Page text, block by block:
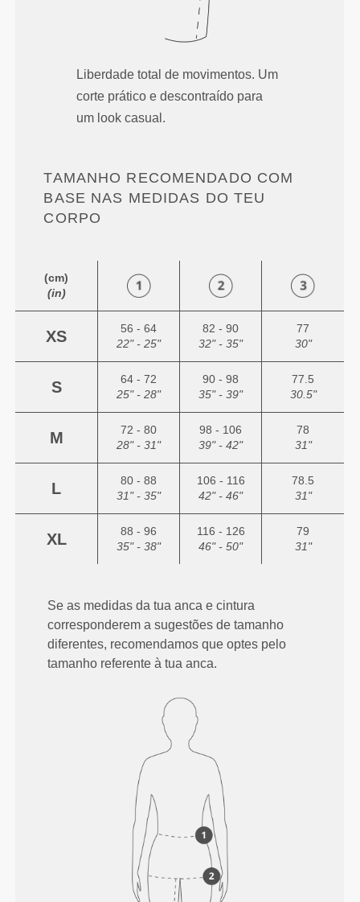
Liberdade total de movimentos. Um
corte prático e descontraído para
um look casual.
TAMANHO RECOMENDADO COM
BASE NAS MEDIDAS DO TEU
CORPO
(cm)
(in)
XS
56 - 64
22" - 25"
82 - 90
32" - 35"
77
30"
S
64 - 72
25" - 28"
90 - 98
35" - 39"
77.5
30.5"
M
72 - 80
28" - 31"
98 - 106
39" - 42"
78
31"
L
80 - 88
31" - 35"
106 - 116
42" - 46"
78.5
31"
XL
88 - 96
35" - 38"
116 - 126
46" - 50"
79
31"
Se as medidas da tua anca e cintura
corresponderem a sugestões de tamanho
diferentes, recomendamos que optes pelo
tamanho referente à tua anca.